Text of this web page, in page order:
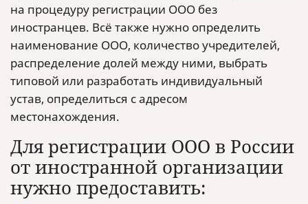
на процедуру регистрации ООО без
иностранцев. Всё также нужно определить
наименование ООО, количество учредителей,
распределение долей между ними, выбрать
типовой или разработать индивидуальный
устав, определиться с адресом
местонахождения.
Для регистрации ООО в России
от иностранной организации
нужно предоставить: